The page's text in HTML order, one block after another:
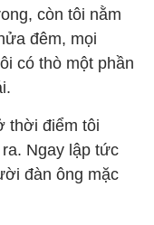
còn tôi nằm
đêm, mọi
có thò một phần
thời điểm tôi
Ngay lập tức
đàn ông mặc